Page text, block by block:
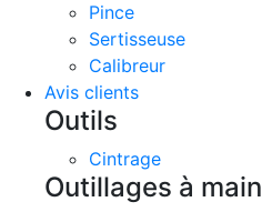
Pince
Sertisseuse
Calibreur
Avis clients
Outils
Cintrage
Outillages à main